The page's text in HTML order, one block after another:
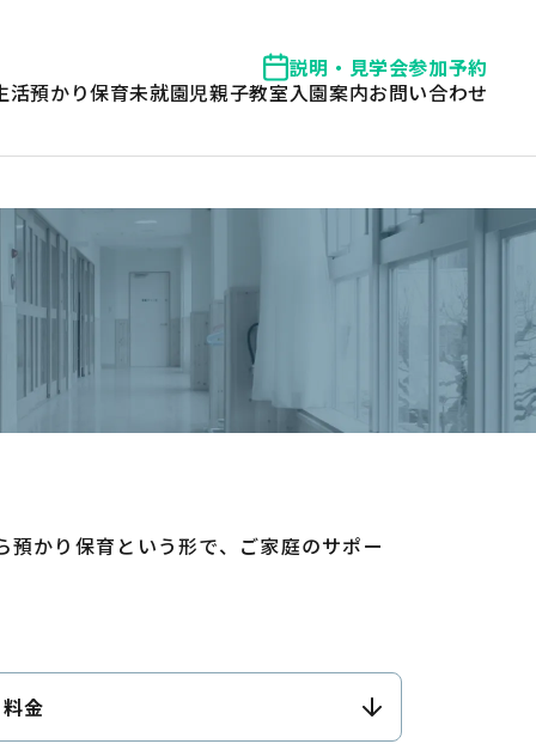
活預かり保育未就園児親子教室入園案内お問い合わせ
説明・見学会参加予約
かり保育という形で、ご家庭のサポー
料金